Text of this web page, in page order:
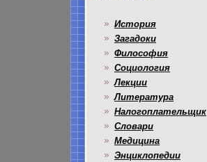
История
Загадоки
Философия
Социология
Лекции
Литература
Налогоплательщик
Словари
Медицина
Энциклопедии